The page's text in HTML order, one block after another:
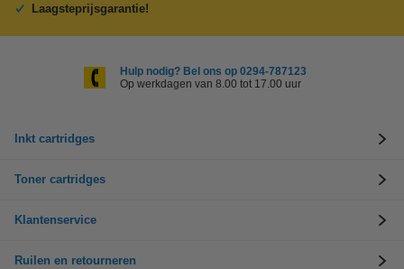
Laagsteprijsgarantie!
Hulp nodig? Bel ons op 0294-787123
Op werkdagen van 8.00 tot 17.00 uur
Inkt cartridges
Toner cartridges
Klantenservice
Ruilen en retourneren